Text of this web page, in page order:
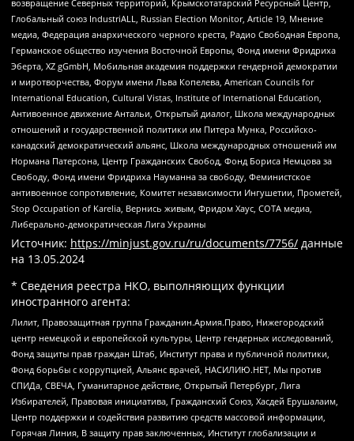
возвращение Северных территорий, Крымскотатарский Ресурсный Центр,
Глобальный союз IndustriALL, Russian Election Monitor, Article 19, Мнение
медиа, Федерация анархического черного креста, Радио Свободная Европа,
Германское общество изучения Восточной Европы, Фонд имени Фридриха
Эберта, XZ gGmbH, Мобильная академия поддержки гендерной демократии
и миротворчества, Форум имени Льва Копелева, American Councils for
International Education, Cultural Vistas, Institute of International Education,
Антивоенное движение Антальи, Открытый диалог, Школа международных
отношений и государственной политики им Питера Мунка, Российско-
канадский демократический альянс, Школа международных отношений им
Нормана Патерсона, Центр Гражданских Свобод, Фонд Бориса Немцова за
Свободу, Фонд имени Фридриха Науманна за свободу, Феминистское
антивоенное сопротивление, Комитет независимости Ингушетии, Прометей,
Stop Occupation of Karelia, Вернись живым, Фридом Хаус, СОТА медиа,
Либерально-демократическая Лига Украины
Источник: https://minjust.gov.ru/ru/documents/7756/ данные
на 13.05.2024
* Сведения реестра НКО, выполняющих функции
иностранного агента:
Лилит, Правозащитная группа Гражданин.Армия.Право, Нижегородский
центр немецкой и европейской культуры, Центр гендерных исследований,
Фонд защиты прав граждан Штаб, Институт права и публичной политики,
Фонд борьбы с коррупцией, Альянс врачей, НАСИЛИЮ.НЕТ, Мы против
СПИДа, СВЕЧА, Гуманитарное действие, Открытый Петербург, Лига
Избирателей, Правовая инициатива, Гражданский Союз, Хасдей Ерушалаим,
Центр поддержки и содействия развитию средств массовой информации,
Горячая Линия, В защиту прав заключенных, Институт глобализации и